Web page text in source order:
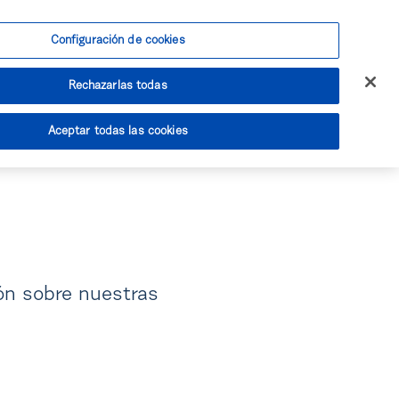
Acceso Clientes Contacta con nosotros
sobre nuestras
Configuración de cookies
Rechazarlas todas
Aceptar todas las cookies